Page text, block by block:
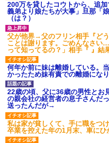
200万を貸したコウトから、追
義弟より娘たちが大事」旦那「
（は？）
父が他界→父のフリン相手『ど
ことは謝ります。ごめんなさい
って知ってるの？」相手『 』結
何年か前に妹は離婚している。
かったため妹有責での離婚にな
22歳の頃、父に36歳の男性とお
の親会社の経営者の息子さんだ
送ったんだが→
私は家が貧しくて、手に職をつ
卒業を控えた年の1月末、車にひ